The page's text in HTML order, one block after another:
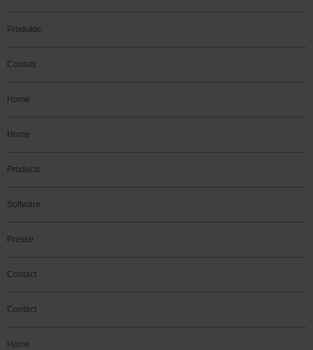
Produkte
Contatti
Home
Home
Products
Software
Presse
Contact
Contact
Home